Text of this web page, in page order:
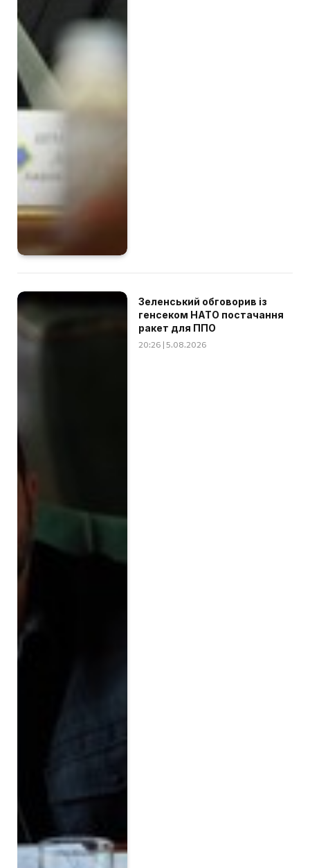
Зеленський обговорив із
генсеком НАТО постачання
ракет для ППО
20:26 | 5.08.2026